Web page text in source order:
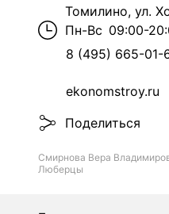
Томилино, ул.
Пн-Вс 09:00-
8 (495) 665-01-
ekonomstroy.ru
Поделиться
Смирнова Вера
Люберцы